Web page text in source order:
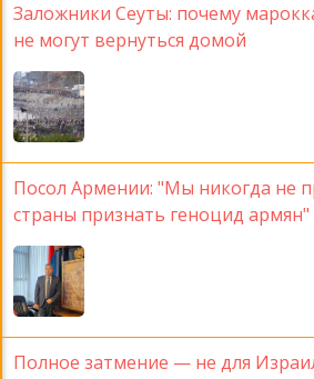
Заложники Сеуты: почему
не могут вернуться домой
Посол Армении: "Мы никогда не
страны признать геноцид армян"
Полное затмение — не для